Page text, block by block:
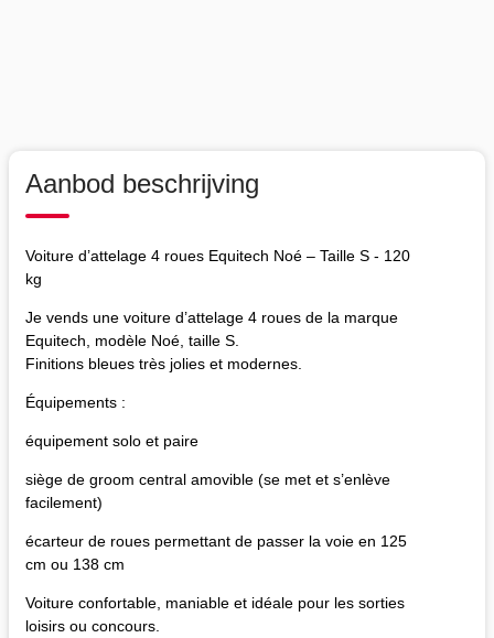
Aanbod beschrijving
Voiture d’attelage 4 roues Equitech Noé – Taille S - 120
kg
Je vends une voiture d’attelage 4 roues de la marque
Equitech, modèle Noé, taille S.
Finitions bleues très jolies et modernes.
Équipements :
équipement solo et paire
siège de groom central amovible (se met et s’enlève
facilement)
écarteur de roues permettant de passer la voie en 125
cm ou 138 cm
Voiture confortable, maniable et idéale pour les sorties
loisirs ou concours.